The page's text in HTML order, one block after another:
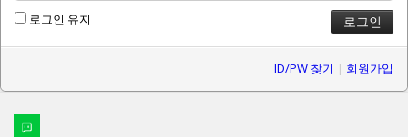
로그인 유지
ID/PW 찾기 | 회원가입